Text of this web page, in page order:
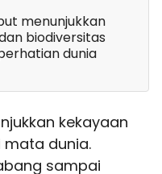
menunjukkan
biodiversitas
dunia
kekayaan
dunia.
sampai